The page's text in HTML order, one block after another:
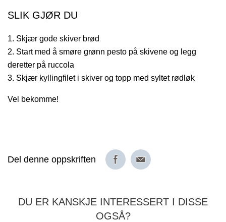
SLIK GJØR DU
Skjær gode skiver brød
Start med å smøre grønn pesto på skivene og legg
deretter på ruccola
Skjær kyllingfilet i skiver og topp med syltet rødløk
Vel bekomme!
Del denne oppskriften
DU ER KANSKJE INTERESSERT I DISSE
OGSÅ?